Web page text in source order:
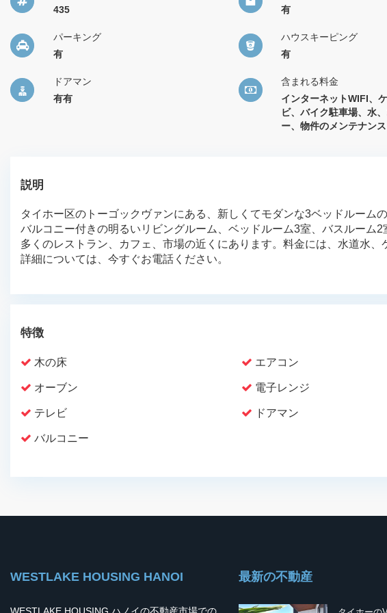
435
有
パーキング
有
ハウスキーピング
有
ドアマン
有有
含まれる料金
インターネットWIFI、
ビ、バイク駐車場、水
ー、物件のメンテナンス
説明
タイホー区のトーゴックヴァンにある、新しくてモダンな3ベッドルーム
バルコニー付きの明るいリビングルーム、ベッドルーム3室、バスルーム
多くのレストラン、カフェ、市場の近くにあります。料金には、水道水
詳細については、今すぐお電話ください。
特徴
木の床 エアコン
オーブン 電子レンジ
テレビ ドアマン
バルコニー
WESTLAKE HOUSING HANOI
WESTLAKE HOUSING ハノイの不動産市場での
最新の不動産